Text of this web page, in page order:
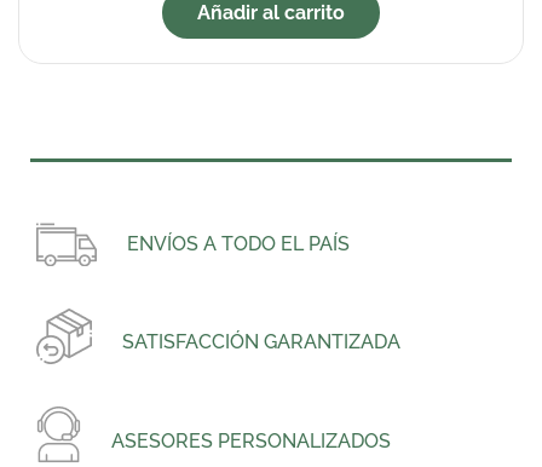
Añadir al carrito
ENVÍOS A TODO EL PAÍS
SATISFACCIÓN GARANTIZADA
ASESORES PERSONALIZADOS